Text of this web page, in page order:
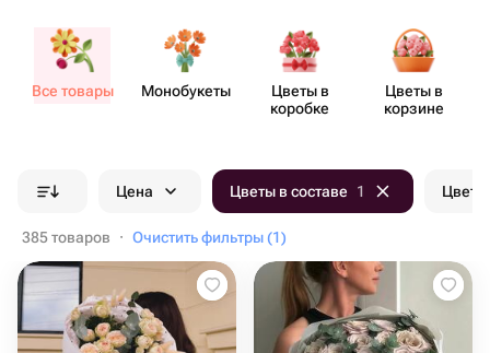
Все товары Моно​букеты
Цветы в
коробке
Цветы в
корзине
Цена Цветы в составе 1 Цвет
385 товаров · Очистить фильтры (1)